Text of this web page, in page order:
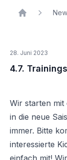
28. Juni 2023
4.7.
Wir starten mit
in die neue
immer. Bitte
interessierte
einfach mit!